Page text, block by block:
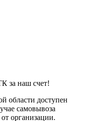
за наш счет!
области доступен
самовывоза
организации.